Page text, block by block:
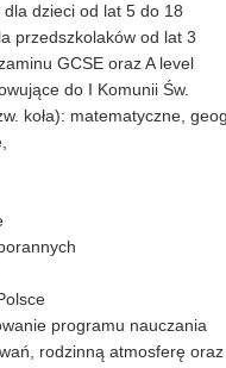
dzieci od lat 5 do 18
przedszkolaków od lat 3
GCSE oraz A level
do I Komunii Św.
koła): matematyczne,
programu nauczania
rodzinną atmosferę